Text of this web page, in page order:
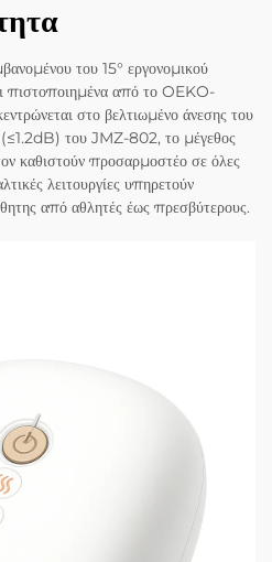
του 15° εργονομικού
πιστοποιημένα από το OEKO-
στο βελτιωμένο άνεσης του
(≤1.2dB) του JMZ-802, το μέγεθος
καθιστούν προσαρμοστέο σε όλες
λειτουργίες υπηρετούν
από αθλητές έως πρεσβύτερους.